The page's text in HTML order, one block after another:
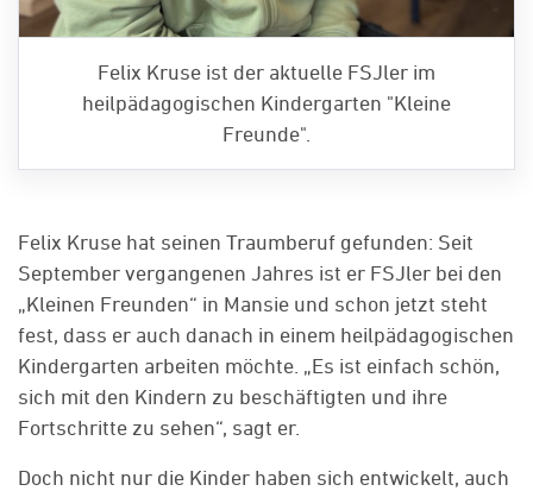
Felix Kruse ist der aktuelle FSJler im
heilpädagogischen Kindergarten "Kleine
Freunde".
Felix Kruse hat seinen Traumberuf gefunden: Seit
September vergangenen Jahres ist er FSJler bei den
„Kleinen Freunden“ in Mansie und schon jetzt steht
fest, dass er auch danach in einem heilpädagogischen
Kindergarten arbeiten möchte. „Es ist einfach schön,
sich mit den Kindern zu beschäftigten und ihre
Fortschritte zu sehen“, sagt er.
Doch nicht nur die Kinder haben sich entwickelt, auch